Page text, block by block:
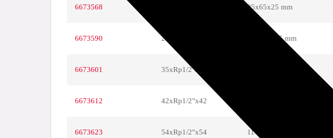
6673568 95x65x25 mm
6673590 28xRp3/4"x28 105x70x35 mm
6673601 35xRp1/2"x35
6673612 42xRp1/2"x42
6673623 54xRp1/2"x54 114x75x66 mm